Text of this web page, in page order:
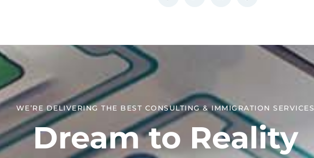
WE’RE DELIVERING THE BEST CONSULTING & IMMIGRATION SERVICES​
Dream to Reality